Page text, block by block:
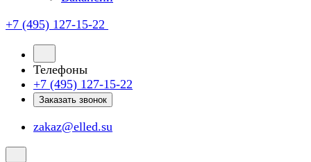
+7 (495) 127-15-22
Телефоны
+7 (495) 127-15-22
Заказать звонок
zakaz@elled.su